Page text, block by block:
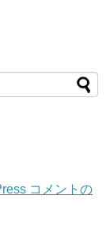
コメントの